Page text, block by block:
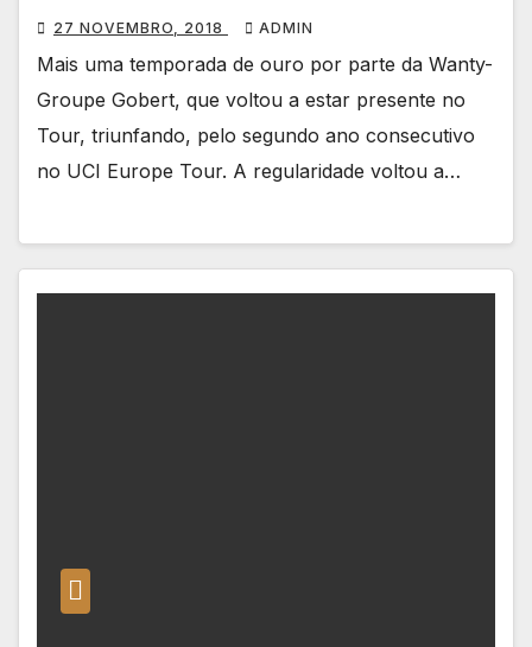
27 NOVEMBRO, 2018 ADMIN
Mais uma temporada de ouro por parte da Wanty-
Groupe Gobert, que voltou a estar presente no
Tour, triunfando, pelo segundo ano consecutivo
no UCI Europe Tour. A regularidade voltou a…